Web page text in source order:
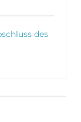
des